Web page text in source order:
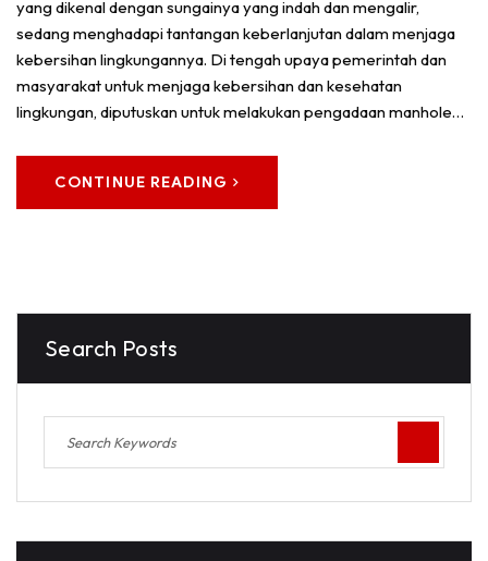
yang dikenal dengan sungainya yang indah dan mengalir,
sedang menghadapi tantangan keberlanjutan dalam menjaga
kebersihan lingkungannya. Di tengah upaya pemerintah dan
masyarakat untuk menjaga kebersihan dan kesehatan
lingkungan, diputuskan untuk melakukan pengadaan manhole…
CONTINUE READING
Search Posts